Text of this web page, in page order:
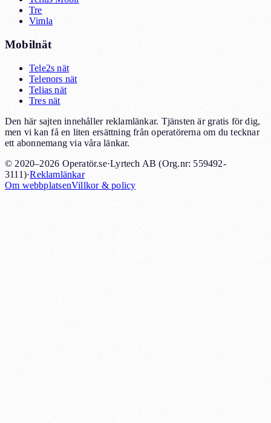
Tre
Vimla
Mobilnät
Tele2s nät
Telenors nät
Telias nät
Tres nät
Den här sajten innehåller reklamlänkar. Tjänsten är gratis för dig,
men vi kan få en liten ersättning från operatörerna om du tecknar
ett abonnemang via våra länkar.
© 2020–2026 Operatör.se·Lyrtech AB (Org.nr: 559492-
3111)·Reklamlänkar
Om webbplatsenVillkor & policy